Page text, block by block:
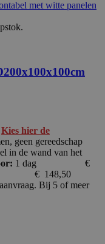
Kies hier de
geen gereedschap
in de wand van het
1 dag €
€ 148,50
Bij 5 of meer